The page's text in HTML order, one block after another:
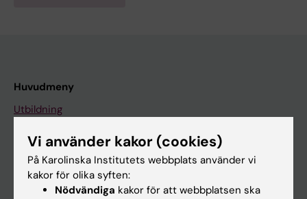
Huvudmeny
Utbildning
Forskarutbildning
Forskning
Om KI
Vi använder kakor (cookies)
På Karolinska Institutets webbplats använder vi
kakor för olika syften:
Nödvändiga kakor för att webbplatsen ska